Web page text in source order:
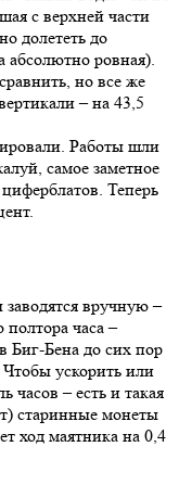
с верхней части
долететь до
абсолютно ровная).
но все же
– на 43,5
Работы шли
самое заметное
Теперь
вручную –
полтора часа –
Биг-Бена до сих пор
ускорить или
часов – есть и такая
старинные монеты
ход маятника на 0,4